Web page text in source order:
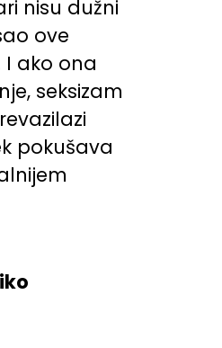
nisu dužni
ove
ako ona
seksizam
pokušava